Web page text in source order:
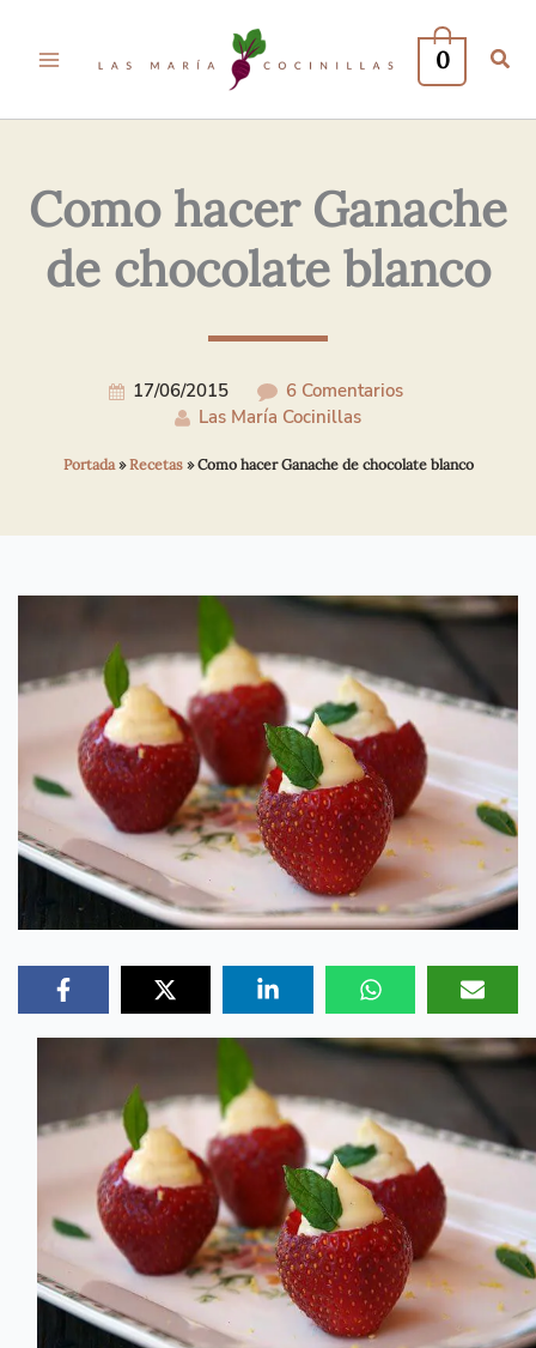
0
Como hacer Ganache
de chocolate blanco
17/06/2015
6 Comentarios
Las María Cocinillas
Portada»Recetas»Como hacer Ganache de chocolate blanco
Electrónico*